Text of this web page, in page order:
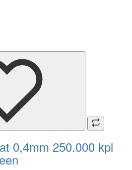
0,4mm 250.000 kpl